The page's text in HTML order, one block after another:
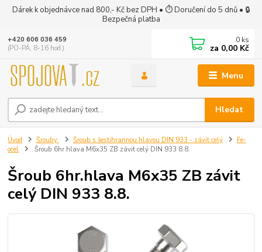
Dárek k objednávce nad 800,- Kč bez DPH • ⏱ Doručení do 5 dnů • 🔒
Bezpečná platba
Menu
Hledat
+420 606 036 459
(PO-PÁ, 8-16 hod.)
0 ks
za 0,00 Kč
Úvod Šrouby Šroub s šestihrannou hlavou DIN 933 - závit celý
Fe-
ocel
Šroub 6hr.hlava M6x35 ZB závit celý DIN 933 8.8.
Šroub 6hr.hlava M6x35 ZB závit
celý DIN 933 8.8.